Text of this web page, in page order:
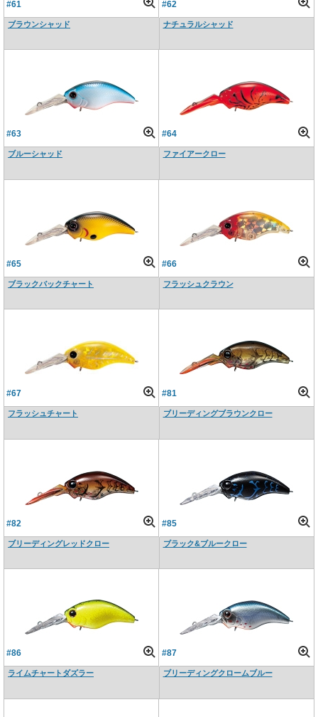
#61
ブラウンシャッド
#62
ナチュラルシャッド
#63
ブルーシャッド
#64
ファイアークロー
#65
ブラックバックチャート
#66
フラッシュクラウン
#67
フラッシュチャート
#81
ブリーディングブラウンクロー
#82
ブリーディングレッドクロー
#85
ブラック&ブルークロー
#86
ライムチャートダズラー
#87
ブリーディングクロームブルー